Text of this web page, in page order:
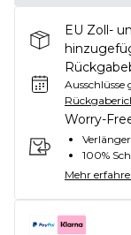
EU Zoll-
Ausschlüsse
Worry-
100%
Mehr